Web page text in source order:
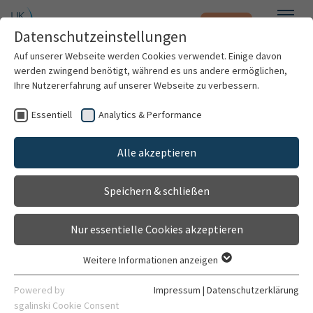
Zum Hauptinhalt springen Notfall
Patienten & Besucher
Kliniken & Institute
Forschung
Karriere
Spezialsprechstunde
Beinverlängerung
Sprechstunde
Sektion Kinderorthopädie, Neuroorthopädie und
Fußchirurgie
Allgemein
Datenschutzeinstellungen
Auf unserer Webseite werden Cookies verwendet. Einige davon
werden zwingend benötigt, während es uns andere ermöglichen,
Ihre Nutzererfahrung auf unserer Webseite zu verbessern.
Essentiell Analytics & Performance
Alle akzeptieren
Speichern & schließen
Nur essentielle Cookies akzeptieren
Essentielle Cookies werden für grundlegende Funktionen der
Webseite benötigt. Dadurch ist gewährleistet, dass die
Weitere Informationen anzeigen
Powered by
sgalinski Cookie Consent
Impressum | Datenschutzerklärung